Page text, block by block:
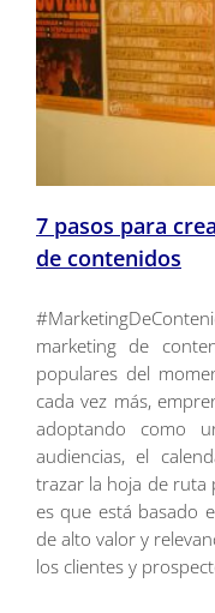
7 pasos para
de contenidos
marketing de
populares del
cada vez más,
adoptando como
audiencias, el
trazar la hoja de ruta
es que está basado
de alto valor y
los clientes y